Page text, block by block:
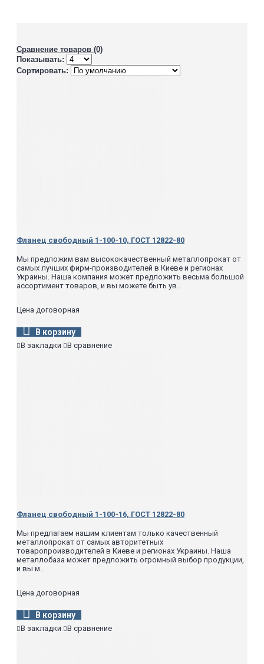
Сравнение товаров (0)
Показывать:
Сортировать:
Фланец свободный 1-100-10, ГОСТ 12822-80
Мы предложим вам высококачественный металлопрокат от
самых лучших фирм-производителей в Киеве и регионах
Украины. Наша компания может предложить весьма большой
ассортимент товаров, и вы можете быть ув..
Цена договорная
В корзину
В закладки В сравнение
Фланец свободный 1-100-16, ГОСТ 12822-80
Мы предлагаем нашим клиентам только качественный
металлопрокат от самых авторитетных
товаропроизводителей в Киеве и регионах Украины. Наша
металлобаза может предложить огромный выбор продукции,
и вы м..
Цена договорная
В корзину
В закладки В сравнение